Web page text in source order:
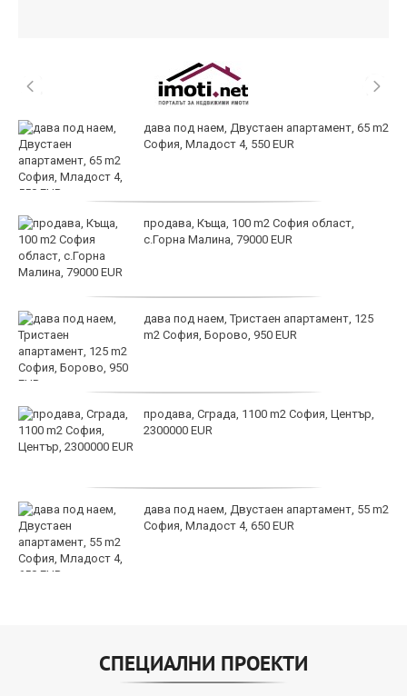
дава под наем, Двустаен апартамент, 65 m2
София, Младост 4, 550 EUR
продава, Къща, 100 m2 София област,
с.Горна Малина, 79000 EUR
дава под наем, Тристаен апартамент, 125
m2 София, Борово, 950 EUR
продава, Сграда, 1100 m2 София, Център,
2300000 EUR
дава под наем, Двустаен апартамент, 55 m2
София, Младост 4, 650 EUR
СПЕЦИАЛНИ ПРОЕКТИ